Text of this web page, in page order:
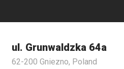
ul. Grunwaldzka 64a
62-200 Gniezno, Poland